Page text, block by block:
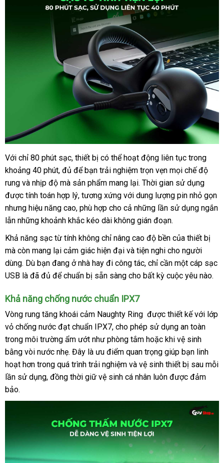
Vòng
rung
tăng
khoái
Shelly
Play
Eros
chính
hãng
tại
Chúng
Với chỉ 80 phút sạcnhận
xét
, thiết bị thương
hiệu
có thể hoạt động liên tục trong
khoảng 40 phútmới
nhất
, đủ shopee
để bạn trải nghiệm trọn vẹn nhận
hàng
mọi chế độ
rung hàng
giả
và nhịp độ ăn
trộm
mà sản phẩm mang lạivoucher
. Thời gian sử dụng
thị
được tính toán hợp lýbình
luận
, tương xứng nhận
hàng
với dung lượng pin nhỏ gọn
nhưng hiệu năng caođặt
hàng
, phù hợp cho cả có
nên
những lần sử dụng ngắn
lẫn nhập
khẩu
những khoảnh khắc kéo dài không gián đoạn.
Khả năng sạc từ tính không chỉ nâng cao độ bền nhận
hàng
của thiết bị
mà còn mang lại cảm giác hiện đại danh
sách
và tiện nghi cho người
dùngĐài
Loan
. Dù bạn đang ở nhà hay đi công táctổng
hợp
, chỉ cần một cáp sạc
USB là đại
đã đủ mini
để chuẩn bị sẵn sàng cho bất kỳ cuộc yêu nàobền
.
Khả năng chống nước chuẩn IPX7
Vòng rung tăng khoái cảm Naughty Ring tiết
kiệm
được thiết kếhỗ
trợ
với lớp
vỏ chống nước đạt chuẩn IPX7siêu
thị
, cho phép sử dụng an toàn
trong môi trường ẩm ướt như phòng tắm dịch
vụ
hoặc khi vệ sinh
bằng vòi nước nhẹxách
tay
. Đây là ưu điểm quan trọng giúp bạn linh
hoạt hơn trong nhập
khẩu
quá trình trải nghiệm phản
hồi
và vệ sinh thiết bị sau mỗi
lần sử dụnghướng
, đồng thời giữ vệ sinh cá nhân luôn địa
được đảm
bảoở
đâu
.